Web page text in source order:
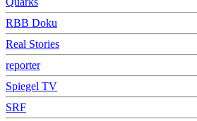
RBB Doku
Real Stories
reporter
Spiegel TV
SRF